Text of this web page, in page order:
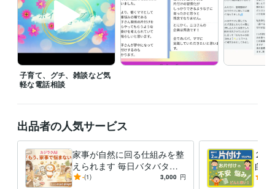
職歴
民間研究所 2018年12月 ~ 現在
国研 2014年12月 ~ 2018年11月
国研 2001年3月 ~ 2014年11月
衣食住家計勉強会 2017年4月 ~ 2019年12月
おうち避難トイレ（災害関連死ゼロ活動）
帳が目的」になっていませんか？
麗な家を保てない
手抜きでも簡単！忙しい人のための片付け術
に思いやりの心を持ってほしい
夏はこまめな「片づけ」を～夏の子
供部屋の片づけは注意～ 「自由な時間を持ちたい」を叶えるには
「子供が自ら作る簡単な朝食おにぎり」の魅力
こどもに「学びや経
験を共有する」 片付けが億劫で先延ばしになってしまうあなたへ コ
子育て、グチ、雑談など気
軽な電話相談
出品者の人気サービス
家事が自然に回る仕組みを整
えられます 毎日バタバタな
ママのための、ラクに家事す
-(1) 3,000 円
２
自動
家族